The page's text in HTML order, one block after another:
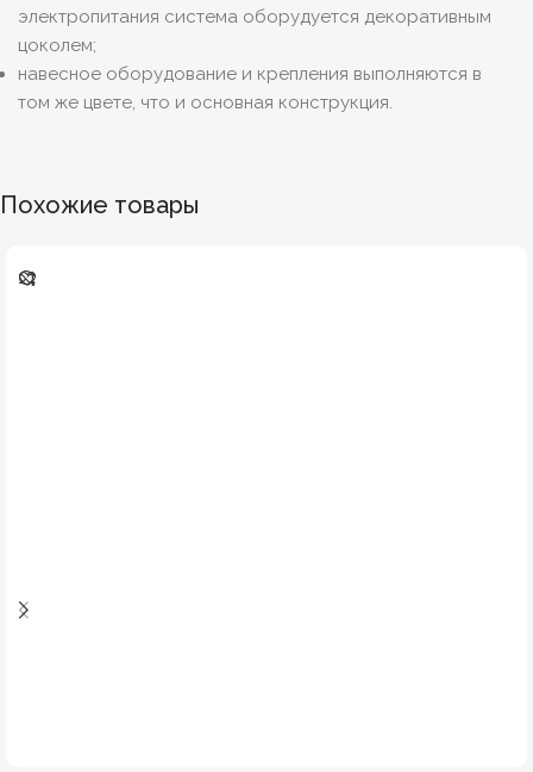
электропитания система оборудуется декоративным
цоколем;
навесное оборудование и крепления выполняются в
том же цвете, что и основная конструкция.
Похожие товары